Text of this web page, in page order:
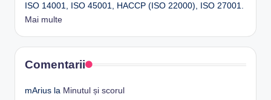
ISO 14001, ISO 45001, HACCP (ISO 22000), ISO 27001.
Mai multe
Comentarii
mArius la Minutul și scorul